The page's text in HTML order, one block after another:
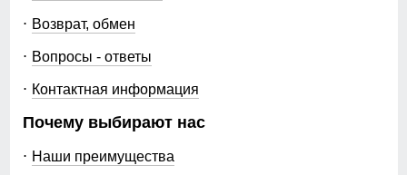
Возврат, обмен
Вопросы - ответы
Контактная информация
Почему выбирают нас
Наши преимущества